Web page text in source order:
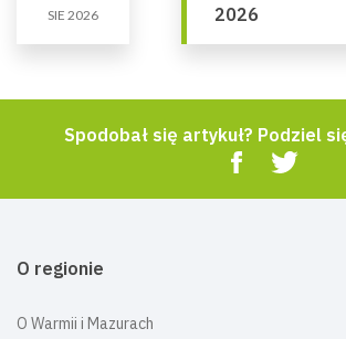
SIE 2026
2026
Spodobał się artykuł? Podziel
O regionie
O Warmii i Mazurach